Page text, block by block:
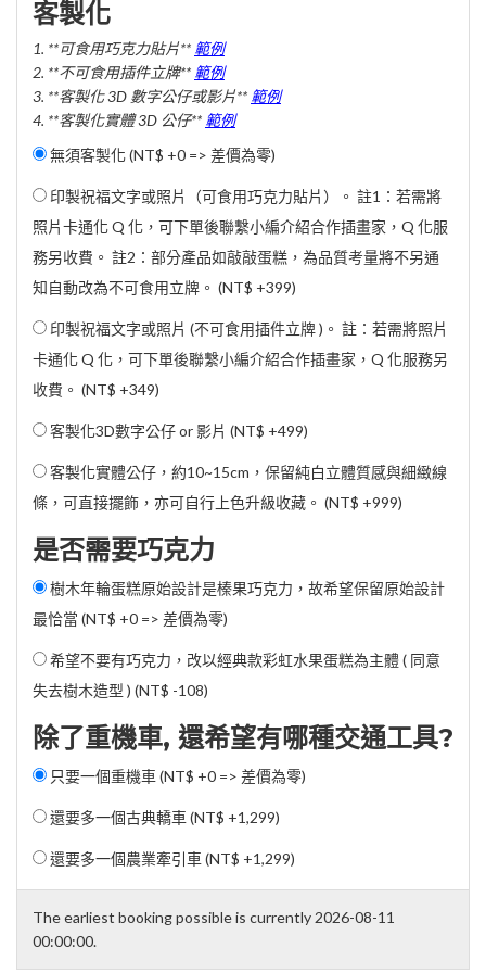
客製化
1. **可食用巧克力貼片** 範例
2. **不可食用插件立牌** 範例
3. **客製化 3D 數字公仔或影片** 範例
4. **客製化實體 3D 公仔** 範例
無須客製化 (NT$ +0 => 差價為零)
印製祝福文字或照片（可食用巧克力貼片）。 註1：若需將
照片卡通化 Q 化，可下單後聯繫小編介紹合作插畫家，Q 化服
務另收費。 註2：部分產品如敲敲蛋糕，為品質考量將不另通
知自動改為不可食用立牌。 (NT$ +399)
印製祝福文字或照片 (不可食用插件立牌 )。 註：若需將照片
卡通化 Q 化，可下單後聯繫小編介紹合作插畫家，Q 化服務另
收費。 (NT$ +349)
客製化3D數字公仔 or 影片 (NT$ +499)
客製化實體公仔，約10~15cm，保留純白立體質感與細緻線
條，可直接擺飾，亦可自行上色升級收藏。 (NT$ +999)
是否需要巧克力
樹木年輪蛋糕原始設計是榛果巧克力，故希望保留原始設計
最恰當 (NT$ +0 => 差價為零)
希望不要有巧克力，改以經典款彩虹水果蛋糕為主體 ( 同意
失去樹木造型 ) (NT$ -108)
除了重機車, 還希望有哪種交通工具?
只要一個重機車 (NT$ +0 => 差價為零)
還要多一個古典轎車 (NT$ +1,299)
還要多一個農業牽引車 (NT$ +1,299)
The earliest booking possible is currently 2026-08-11
00:00:00.